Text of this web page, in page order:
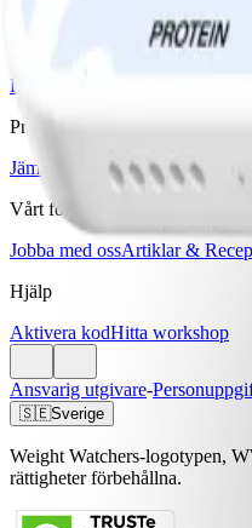
Bas
Priser & Erbjudanden
Jämför program & priser
Vårt företag
Jobba med ossArtiklar &
Hjälp
Aktivera kodHitta workshop
Ansvarig utgivare-
🇸🇪Sverige
Weight Watchers-logotypen,
rättigheter förbehållna.